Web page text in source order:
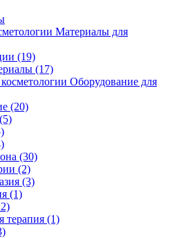
Материалы для
(19)
(17)
Оборудование для
(20)
(30)
(2)
(3)
(1)
терапия (1)